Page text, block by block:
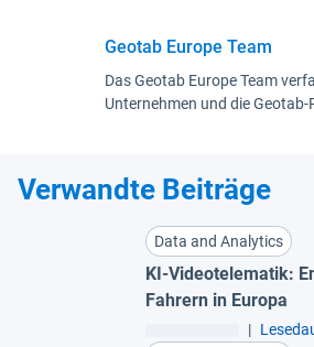
Geotab Europe Team
Das Geotab Europe Team
Unternehmen und die Geotab-
Verwandte Beiträge
Data and Analytics
KI-Videotelematik:
Fahrern in Europa
|